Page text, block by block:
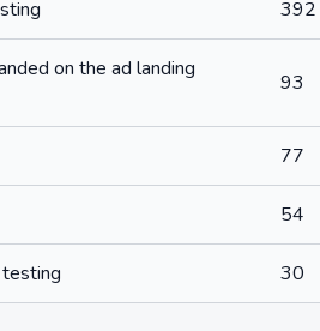
392
on the ad landing
93
77
54
30